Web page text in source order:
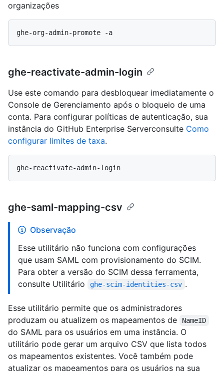
organizações
ghe-reactivate-admin-login
Use este comando para desbloquear imediatamente o
Console de Gerenciamento após o bloqueio de uma
conta. Para configurar políticas de autenticação, sua
instância do GitHub Enterprise Serverconsulte Como
configurar limites de taxa.
ghe-saml-mapping-csv
Observação
Esse utilitário não funciona com configurações
que usam SAML com provisionamento do SCIM.
Para obter a versão do SCIM dessa ferramenta,
consulte Utilitário
ghe-scim-identities-csv .
Esse utilitário permite que os administradores
produzam ou atualizem os mapeamentos de
NameID
do SAML para os usuários em uma instância. O
utilitário pode gerar um arquivo CSV que lista todos
os mapeamentos existentes. Você também pode
atualizar os mapeamentos para os usuários na sua